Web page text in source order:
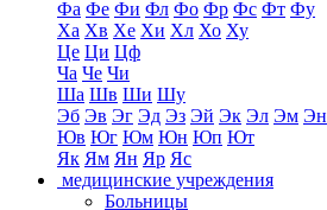
Фа Фе Фи Фл Фо Фр Фс Фт Фу
Ха Хв Хе Хи Хл Хо Ху
Це Ци Цф
Ча Че Чи
Ша Шв Ши Шу
Эб Эв Эг Эд Эз Эй Эк Эл Эм Эн
Юв Юг Юм Юн Юп Ют
Як Ям Ян Яр Яс
медицинские учреждения
Больницы